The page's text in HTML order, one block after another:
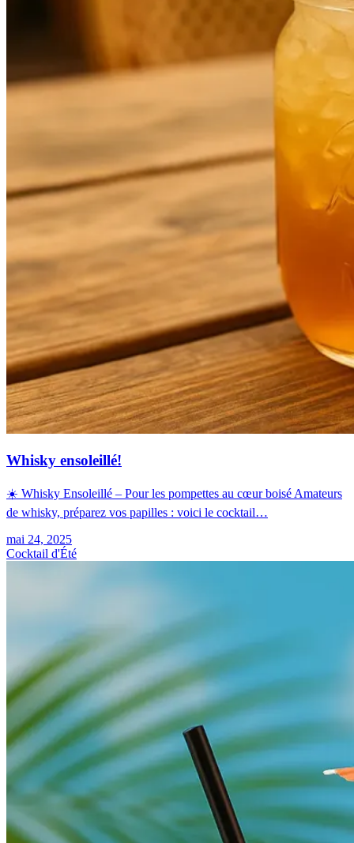
Whisky ensoleillé!
☀️ Whisky Ensoleillé – Pour les pompettes au cœur boisé Amateurs
de whisky, préparez vos papilles : voici le cocktail…
mai 24, 2025
Cocktail d'Été